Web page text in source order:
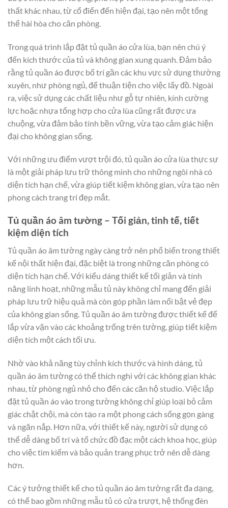
thất khác nhau, từ cổ điển đến hiện đại, tạo nên một tổng
thể hài hòa cho căn phòng.
Trong quá trình lắp đặt tủ quần áo cửa lùa, bạn nên chú ý
đến kích thước của tủ và không gian xung quanh. Đảm bảo
rằng tủ quần áo được bố trí gần các khu vực sử dụng thường
xuyên, như phòng ngủ, để thuận tiện cho việc lấy đồ. Ngoài
ra, việc sử dụng các chất liệu như gỗ tự nhiên, kính cường
lực hoặc nhựa tổng hợp cho cửa lùa cũng rất được ưa
chuộng, vừa đảm bảo tính bền vững, vừa tạo cảm giác hiện
đại cho không gian sống.
Với những ưu điểm vượt trội đó, tủ quần áo cửa lùa thực sự
là một giải pháp lưu trữ thông minh cho những ngôi nhà có
diện tích hạn chế, vừa giúp tiết kiệm không gian, vừa tạo nên
phong cách trang trí đẹp mắt.
Tủ quần áo âm tường – Tối giản, tinh tế, tiết
kiệm diện tích
Tủ quần áo âm tường ngày càng trở nên phổ biến trong thiết
kế nội thất hiện đại, đặc biệt là trong những căn phòng có
diện tích hạn chế. Với kiểu dáng thiết kế tối giản và tính
năng linh hoạt, những mẫu tủ này không chỉ mang đến giải
pháp lưu trữ hiệu quả mà còn góp phần làm nổi bật vẻ đẹp
của không gian sống. Tủ quần áo âm tường được thiết kế để
lắp vừa vặn vào các khoảng trống trên tường, giúp tiết kiệm
diện tích một cách tối ưu.
Nhờ vào khả năng tùy chỉnh kích thước và hình dáng, tủ
quần áo âm tường có thể thích nghi với các không gian khác
nhau, từ phòng ngủ nhỏ cho đến các căn hộ studio. Việc lắp
đặt tủ quần áo vào trong tường không chỉ giúp loại bỏ cảm
giác chật chội, mà còn tạo ra một phong cách sống gọn gàng
và ngăn nắp. Hơn nữa, với thiết kế này, người sử dụng có
thể dễ dàng bố trí và tổ chức đồ đạc một cách khoa học, giúp
cho việc tìm kiếm và bảo quản trang phục trở nên dễ dàng
hơn.
Các ý tưởng thiết kế cho tủ quần áo âm tường rất đa dạng,
có thể bao gồm những mẫu tủ có cửa trượt, hệ thống đèn